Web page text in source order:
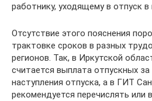
работнику, уходящему в отпуск в
Отсутствие этого пояснения
трактовке сроков в разных
регионов. Так, в Иркутской
считается выплата отпускных
наступления отпуска, а в ГИТ
рекомендуется перечислять или